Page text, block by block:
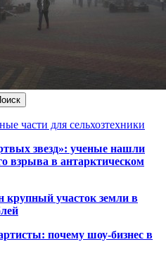
части для сельхозтехники
звезд»: ученые нашли
взрыва в антарктическом
крупный участок земли в
почему шоу-бизнес в